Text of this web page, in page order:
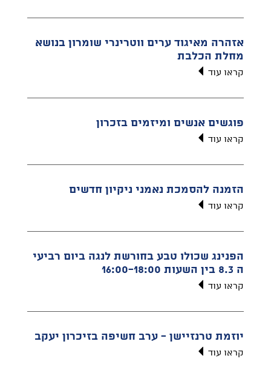
אזהרה מאיגוד ערים ווטרינרי שומרון בנושא
מחלת הכלבת
קראו עוד
פוגשים אנשים ומיזמים בזכרון
קראו עוד
הזמנה להסמכת נאמני ניקיון חדשים
קראו עוד
הפנינג שכולו טבע בחורשת לנגה ביום רביעי
ה 8.3 בין השעות 16:00-18:00
קראו עוד
יוזמת טרנזיישן - ערב חשיפה בזיכרון יעקב
קראו עוד